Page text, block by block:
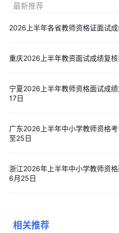
以上就是“官方明确：2026上
最新推荐
2026上半年各省教师资格证面试
重庆2026上半年教资面试成绩复
宁夏2026上半年教师资格面试成
17日
广东2026上半年中小学教师资格
至25日
浙江2026年上半年中小学教师资
6月25日
相关推荐